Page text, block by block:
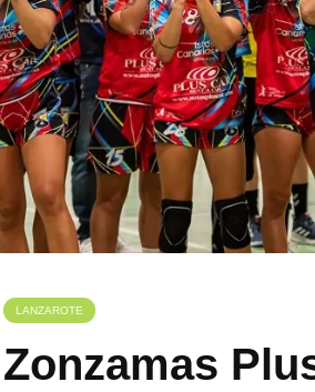
LANZAROTE
Zonzamas